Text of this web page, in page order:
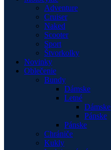
Adventure
Cruiser
Naked
Scooter
Sport
Štvorkolky
Novinky
Oblečenie
Bundy
Dámske
Letné
Dámske
Pánske
Pánske
Chrániče
Kukly